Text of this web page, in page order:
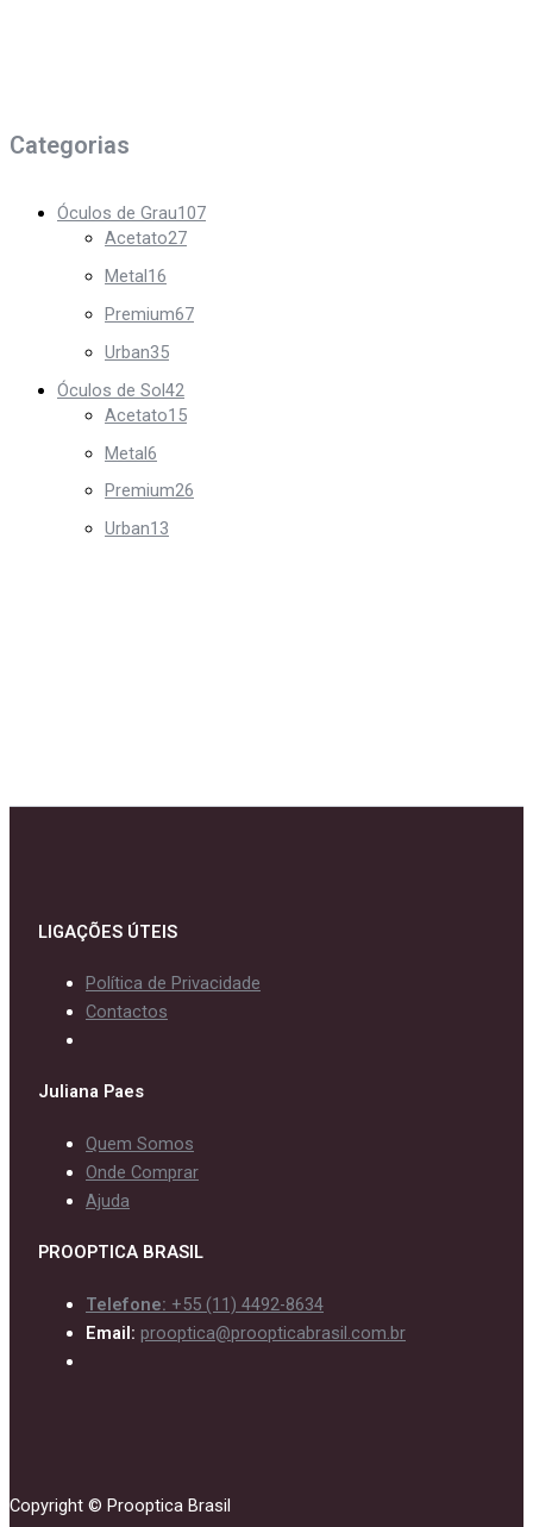
Categorias
Óculos de Grau107
Acetato27
Metal16
Premium67
Urban35
Óculos de Sol42
Acetato15
Metal6
Premium26
Urban13
LIGAÇÕES ÚTEIS
Política de Privacidade
Contactos
Juliana Paes
Quem Somos
Onde Comprar
Ajuda
PROOPTICA BRASIL
Telefone: +55 (11) 4492-8634
Email: prooptica@proopticabrasil.com.br
Copyright © Prooptica Brasil